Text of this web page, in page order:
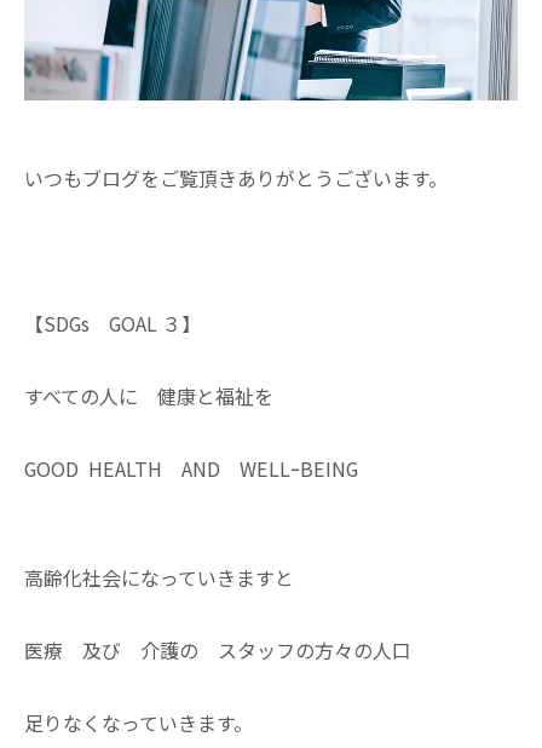
いつもブログをご覧頂きありがとうございます。
【SDGs GOAL ３】
すべての人に 健康と福祉を
GOOD HEALTH AND WELLｰBEING
高齢化社会になっていきますと
医療 及び 介護の スタッフの方々の人口
足りなくなっていきます。